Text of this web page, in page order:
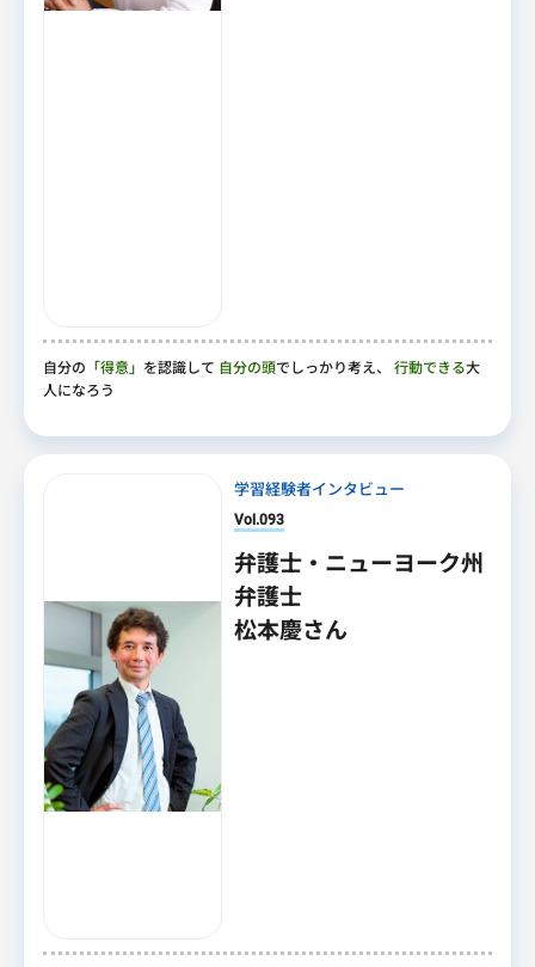
自分の 「得意」 を認識して 自分の頭でしっかり考え、 行動できる大
人になろう
学習経験者インタビュー
Vol.093
弁護士・ニューヨーク州
弁護士
松本慶さん